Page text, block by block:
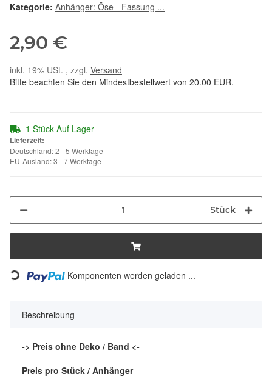
Kategorie: Anhänger: Öse - Fassung ...
2,90 €
inkl. 19% USt. , zzgl. Versand
Bitte beachten Sie den Mindestbestellwert von 20.00 EUR.
1 Stück Auf Lager
Lieferzeit:
Deutschland: 2 - 5 Werktage
EU-Ausland: 3 - 7 Werktage
Stück
Loading... Komponenten werden geladen ...
Beschreibung
-> Preis ohne Deko / Band <-
Preis pro Stück / Anhänger